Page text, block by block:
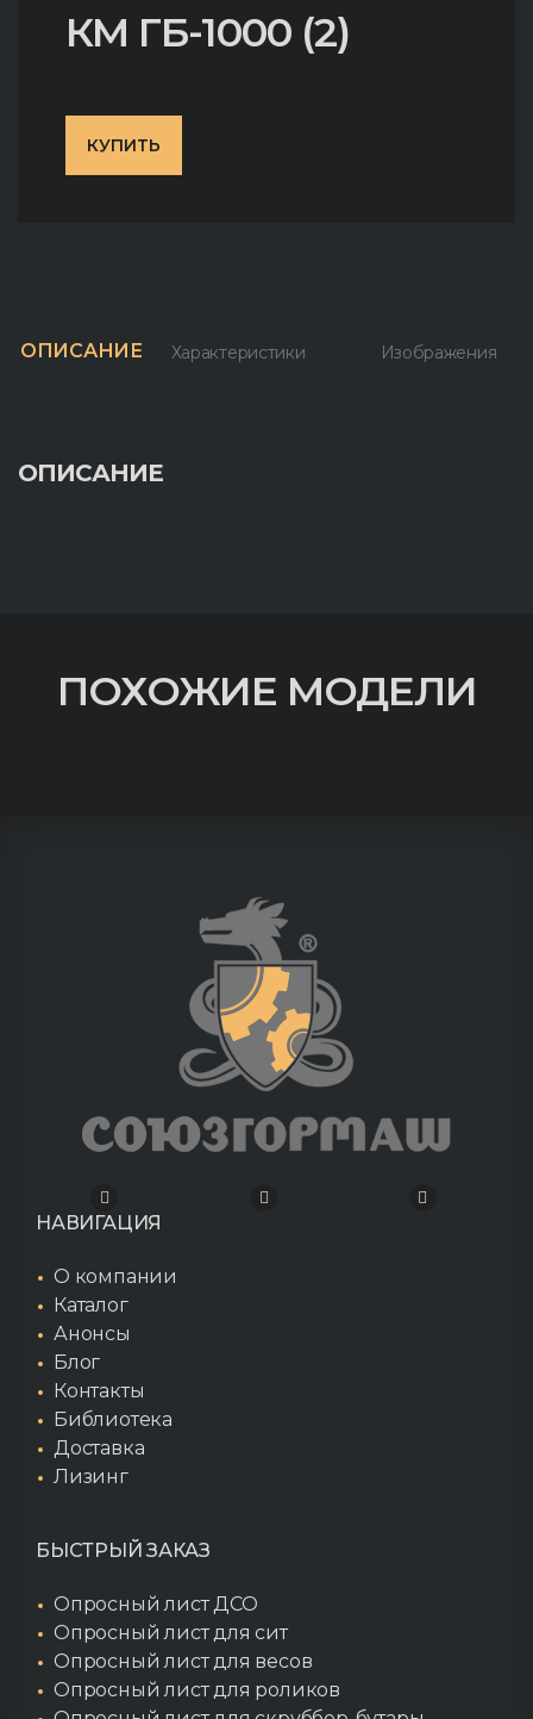
КМ ГБ-1000 (2)
КУПИТЬ
ОПИСАНИЕ Характеристики Изображения
ОПИСАНИЕ
ПОХОЖИЕ МОДЕЛИ
НАВИГАЦИЯ
О компании
Каталог
Анонсы
Блог
Контакты
Библиотека
Доставка
Лизинг
БЫСТРЫЙ ЗАКАЗ
Опросный лист ДСО
Опросный лист для сит
Опросный лист для весов
Опросный лист для роликов